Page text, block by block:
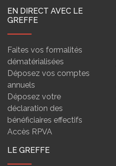
EN DIRECT AVEC LE
GREFFE
Faites vos formalités
dématérialisées
Déposez vos comptes
annuels
Déposez votre
déclaration des
bénéficiaires effectifs
Accès RPVA
LE GREFFE